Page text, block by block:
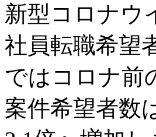
新型コロナウ
社員転職希望
ではコロナ前
案件希望者数